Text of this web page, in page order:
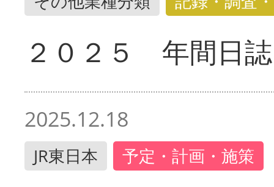
２０２５ 年間日誌
2025.12.18
JR東日本 予定・計画・施策